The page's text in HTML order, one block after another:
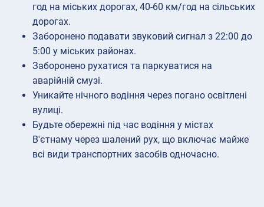
год на міських дорогах, 40-60 км/год на сільських
дорогах.
Заборонено подавати звуковий сигнал з 22:00 до
5:00 у міських районах.
Заборонено рухатися та паркуватися на
аварійній смузі.
Уникайте нічного водіння через погано освітлені
вулиці.
Будьте обережні під час водіння у містах
В'єтнаму через шалений рух, що включає майже
всі види транспортних засобів одночасно.